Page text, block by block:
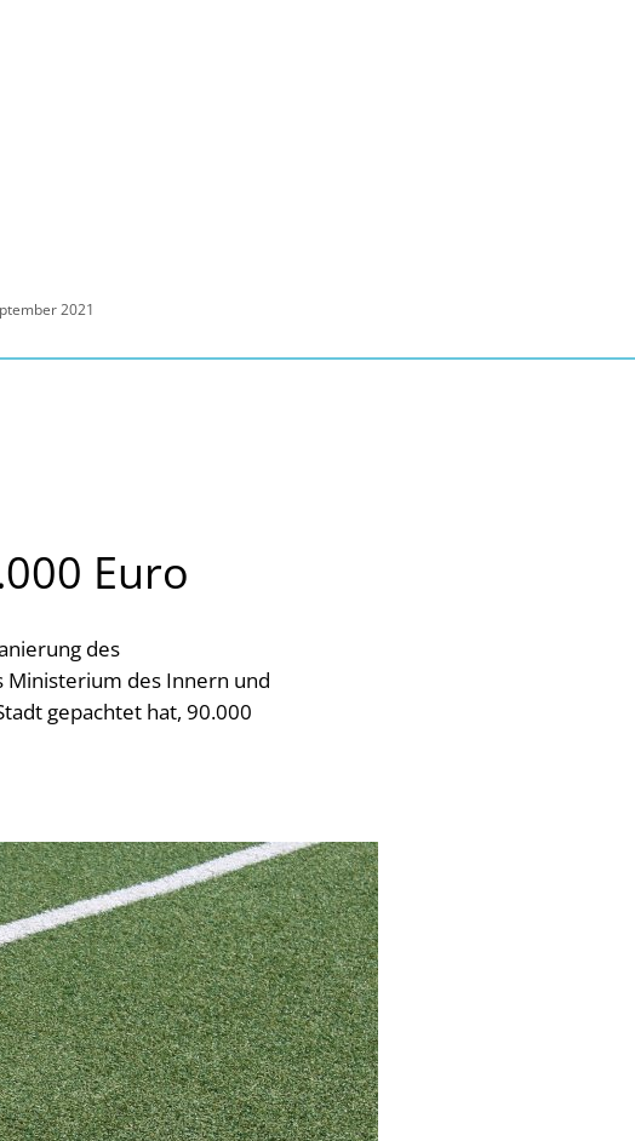
2021
Euro
des
Ministerium des Innern und
gepachtet hat, 90.000